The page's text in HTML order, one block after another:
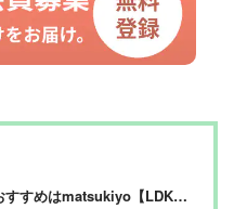
めはmatsukiyo【LDKが検証】